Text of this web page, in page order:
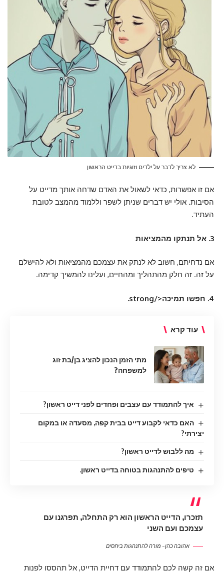
לא צריך לדבר על ילדים וזוגיות בדייט הראשון
אם זו אפשרות, כדאי לשאול את האדם שדחה אותך מדייט על
הסיבות. אולי יש דברים שניתן לשפר וללמוד מהמצב לטובת
העתיד.
3. אל תנתקו מהמציאות
אם נדחיתם, חשוב לא לנתק את עצמכם מהמציאות ולא להישלם
על זה. זה חלק מהתהליך ומהחיים, ועלינו להמשיך קדימה.
4. חפשו תמיכה</strong.
עוד קרא
מתי הזמן הנכון להציג בן/בת זוג
למשפחה?
איך להתמודד עם עצבים ופחדים לפני דייט ראשון?
האם כדאי לקבוע דייט בבית קפה, מסעדה או במקום
יצירתי?
מה ללבוש לדייט ראשון?
טיפים להתנהגות בטוחה בדייט ראשון.
תזכרו, הדייט הראשון הוא רק התחלה, תפרגנו עם
עצמכם ועם השני
אהובה כהן – מורה להתנהגות ביחסים
אם זה קשה לכם להתמודד עם דחיית הדייט, אל תהססו לפנות